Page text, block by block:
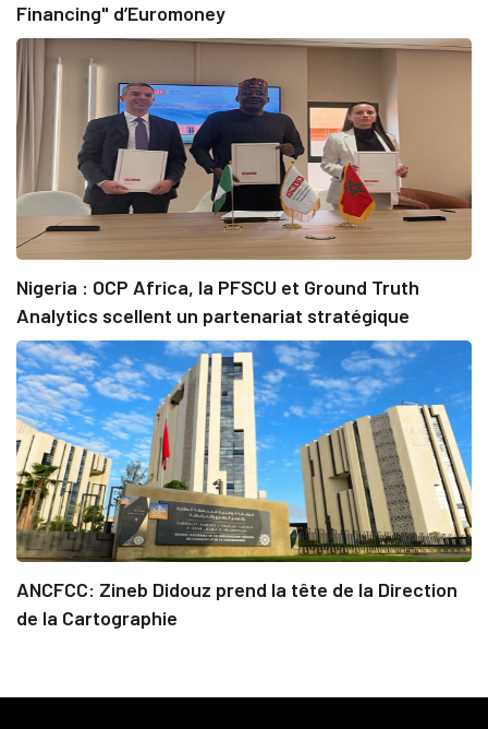
Financing" d’Euromoney
Nigeria : OCP Africa, la PFSCU et Ground Truth
Analytics scellent un partenariat stratégique
ANCFCC: Zineb Didouz prend la tête de la Direction
de la Cartographie